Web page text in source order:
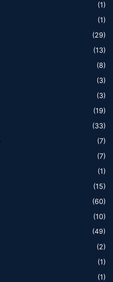
(1)
(1)
(29)
(13)
(8)
(3)
(3)
(19)
(33)
(7)
(7)
(1)
(15)
(60)
(10)
(49)
(2)
(1)
(1)